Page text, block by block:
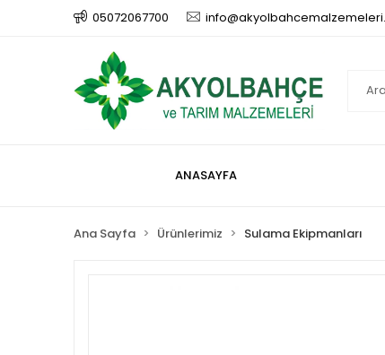
05072067700
ANASAYFA
Ana Sayfa Ürünlerimiz Sulama Ekipmanları